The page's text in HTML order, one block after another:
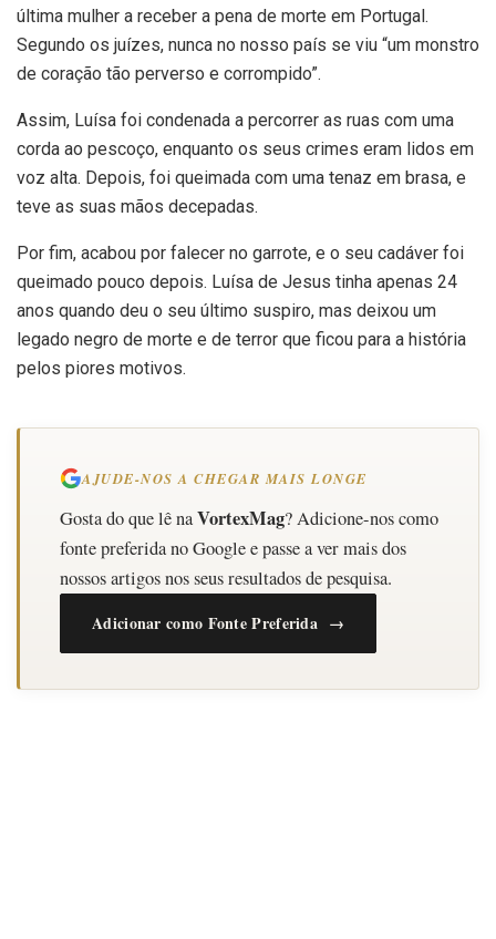
última mulher a receber a pena de morte em Portugal.
Segundo os juízes, nunca no nosso país se viu “um monstro
de coração tão perverso e corrompido”.
Assim, Luísa foi condenada a percorrer as ruas com uma
corda ao pescoço, enquanto os seus crimes eram lidos em
voz alta. Depois, foi queimada com uma tenaz em brasa, e
teve as suas mãos decepadas.
Por fim, acabou por falecer no garrote, e o seu cadáver foi
queimado pouco depois. Luísa de Jesus tinha apenas 24
anos quando deu o seu último suspiro, mas deixou um
legado negro de morte e de terror que ficou para a história
pelos piores motivos.
AJUDE-NOS A CHEGAR MAIS LONGE
Gosta do que lê naVortexMag? Adicione-nos como
fonte preferida no Google e passe a ver mais dos
nossos artigos nos seus resultados de pesquisa.
Adicionar como Fonte Preferida →